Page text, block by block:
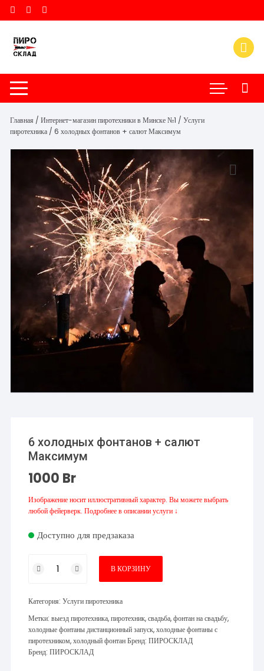
Перейти
к
содержимому
Главная /Интернет-магазин пиротехники в Минске №1 /Услуги
пиротехника / 6 холодных фонтанов + салют Максимум
6 холодных фонтанов + салют
Максимум
1000 Br
Изображение носит иллюстративный характер. Вы можете выбрать
любой фейерверк. Подробнее в описании услуги ↓
Доступно для предзаказа
товара
холодных
фонтанов
+
салют
Максимум
В КОРЗИНУ
Категория:Услуги пиротехника
Метки:выезд пиротехника,пиротехник,свадьба,фонтан на свадьбу,
холодные фонтаны дистанционный запуск,холодные фонтаны с
пиротехником,холодный фонтанБренд:ПИРОСКЛАД
Бренд:ПИРОСКЛАД